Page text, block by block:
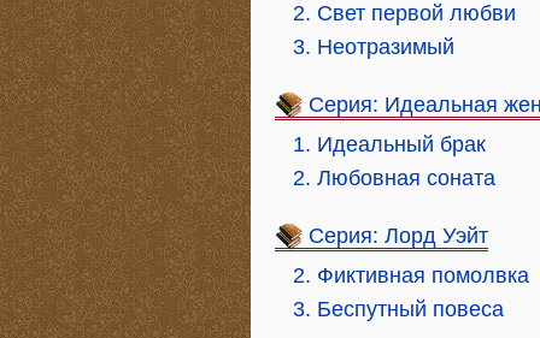
2. Свет первой любви
3. Неотразимый
Серия: Идеальная
1. Идеальный брак
2. Любовная соната
Серия: Лорд Уэйт
2. Фиктивная помолвка
3. Беспутный повеса